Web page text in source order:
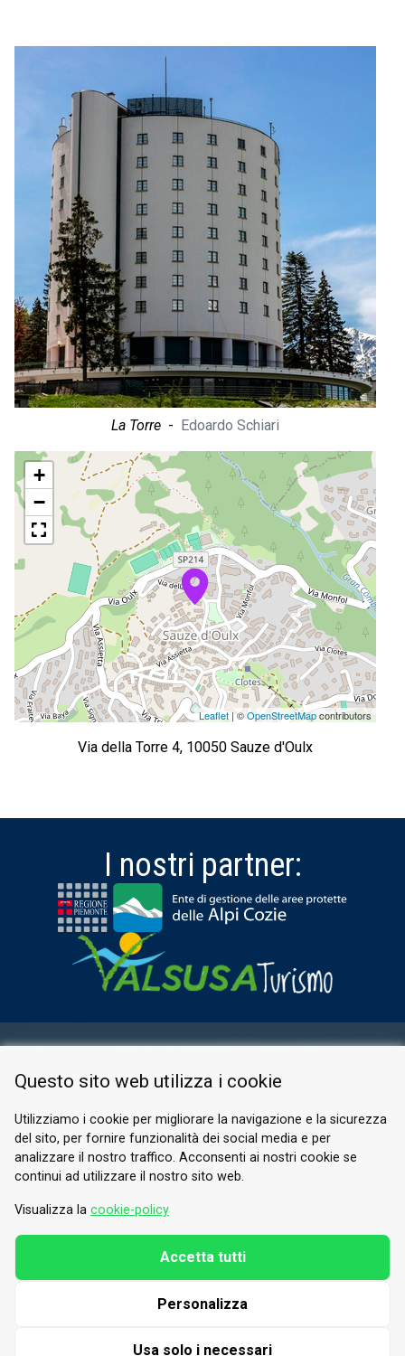
La Torre - Edoardo Schiari
+
−
Leaflet| ©OpenStreetMapcontributors
Via della Torre 4, 10050 Sauze d'Oulx
I nostri partner:
PRIVACY POLICY
© 2026 Valle di Susa
Tesori di Arte e Cultura Alpina
Tel.
E-mail.info@vallesusa-tesori.it
Questo sito web utilizza i cookie
Utilizziamo i cookie per migliorare la navigazione e la sicurezza
del sito, per fornire funzionalità dei social media e per
analizzare il nostro traffico. Acconsenti ai nostri cookie se
continui ad utilizzare il nostro sito web.
Visualizza la cookie-policy
Usa solo i necessari
Personalizza
Accetta tutti